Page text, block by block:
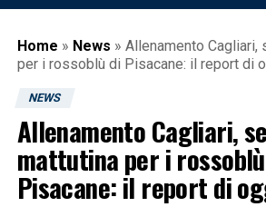
Home » News » Allenamento Cagliari,
per i rossoblù di Pisacane: il report di
NEWS
Allenamento Cagliari,
mattutina per i
Pisacane: il report di